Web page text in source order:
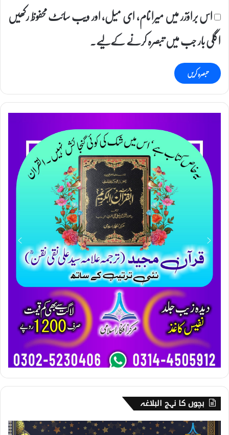
اس براؤزر میں میرا نام، ای میل، اور ویب سائٹ محفوظ رکھیں
اگلی بار جب میں تبصرہ کرنے کےلیے۔
بچوں کا نہج البلاغہ